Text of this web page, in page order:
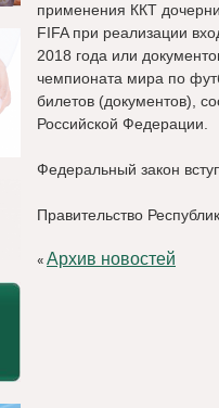
применения ККТ
FIFA при реализации
2018 года или
чемпионата мира по
билетов (документов),
Российской Федерации.
Федеральный закон
Правительство
«Архив новостей